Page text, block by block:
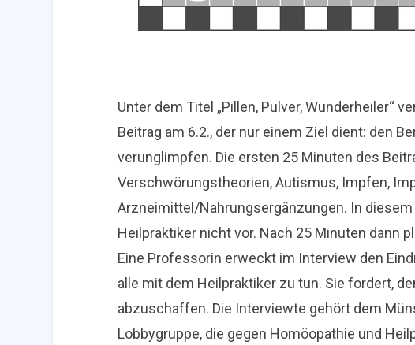
Unter dem Titel „Pillen, Pulver, Wunderheiler“
Beitrag am 6.2., der nur einem Ziel dient: den
verunglimpfen. Die ersten 25 Minuten des
Verschwörungstheorien, Autismus, Impfen,
Arzneimittel/Nahrungsergänzungen. In
Heilpraktiker nicht vor. Nach 25 Minuten dann
Eine Professorin erweckt im Interview den
alle mit dem Heilpraktiker zu tun. Sie fordert,
abzuschaffen. Die Interviewte gehört dem
Lobbygruppe, die gegen Homöopathie und